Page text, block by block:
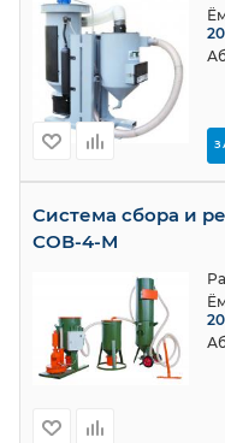
Система сбора и
СОВ-4-М